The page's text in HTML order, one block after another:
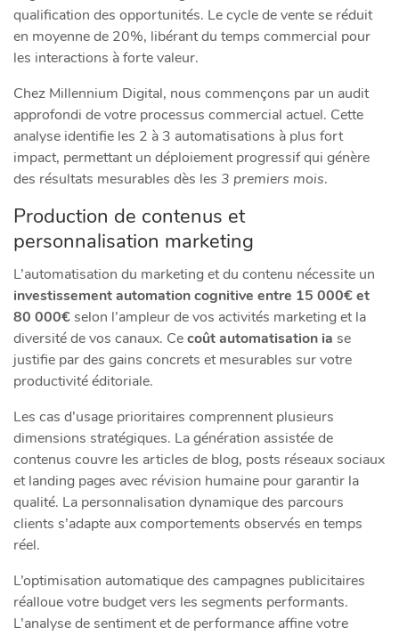
qualification des opportunités. Le cycle de vente se réduit
en moyenne de 20%, libérant du temps commercial pour
les interactions à forte valeur.
Chez Millennium Digital, nous commençons par un audit
approfondi de votre processus commercial actuel. Cette
analyse identifie les 2 à 3 automatisations à plus fort
impact, permettant un déploiement progressif qui génère
des résultats mesurables dès les 3 premiers mois.
Production de contenus et
personnalisation marketing
L’automatisation du marketing et du contenu nécessite un
investissement automation cognitive entre 15 000€ et
80 000€selon l’ampleur de vos activités marketing et la
diversité de vos canaux. Cecoût automatisation ia se
justifie par des gains concrets et mesurables sur votre
productivité éditoriale.
Les cas d’usage prioritaires comprennent plusieurs
dimensions stratégiques. La génération assistée de
contenus couvre les articles de blog, posts réseaux sociaux
et landing pages avec révision humaine pour garantir la
qualité. La personnalisation dynamique des parcours
clients s’adapte aux comportements observés en temps
réel.
L’optimisation automatique des campagnes publicitaires
réalloue votre budget vers les segments performants.
L’analyse de sentiment et de performance affine votre